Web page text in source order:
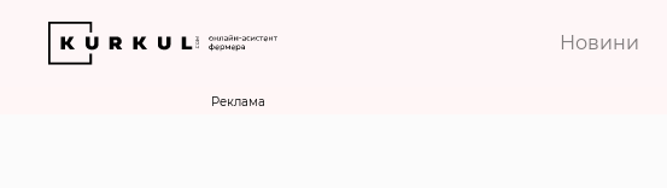
Новини
Реклама